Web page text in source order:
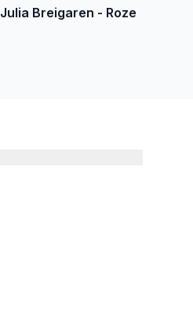
Julia Breigaren - Roze